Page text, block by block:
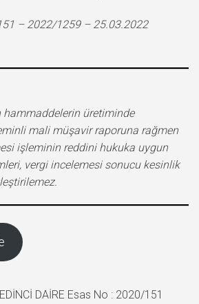
– 2022/1259 – 25.03.2022
hammaddelerin üretiminde
mali müşavir raporuna rağmen
işleminin reddini hukuka uygun
vergi incelemesi sonucu kesinlik
DAİRE Esas No : 2020/151